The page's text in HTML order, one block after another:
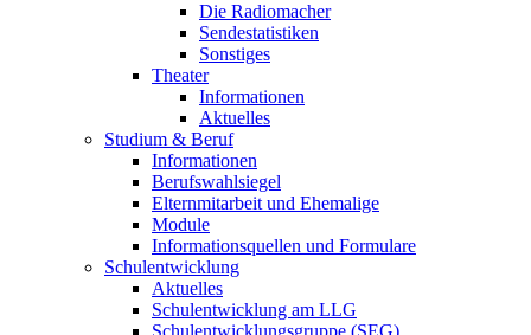
Die Radiomacher
Sendestatistiken
Sonstiges
Theater
Informationen
Aktuelles
Studium & Beruf
Informationen
Berufswahlsiegel
Elternmitarbeit und Ehemalige
Module
Informationsquellen und Formulare
Schulentwicklung
Aktuelles
Schulentwicklung am LLG
Schulentwicklungsgruppe (SEG)